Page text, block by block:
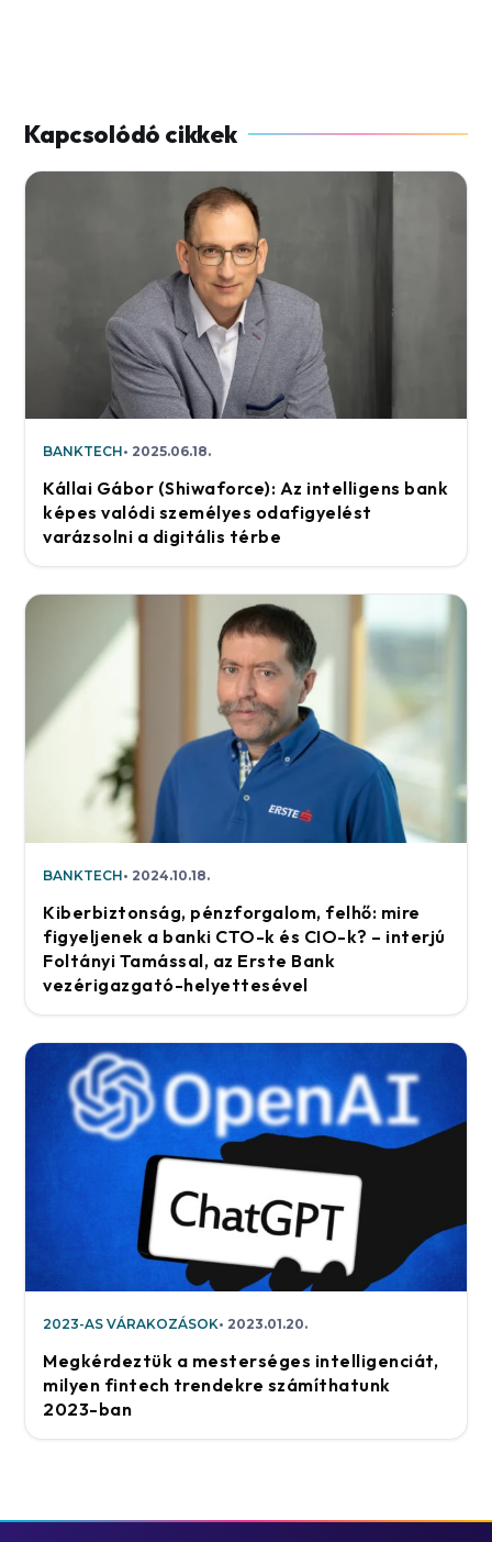
BANKTECH 2025.06.18.
Kállai Gábor (Shiwaforce): Az intelligens bank
képes valódi személyes odafigyelést
varázsolni a digitális térbe
BANKTECH 2024.10.18.
Kiberbiztonság, pénzforgalom, felhő: mire
figyeljenek a banki CTO-k és CIO-k? – interjú
Foltányi Tamással, az Erste Bank
vezérigazgató-helyettesével
2023-AS VÁRAKOZÁSOK 2023.01.20.
Megkérdeztük a mesterséges intelligenciát,
milyen fintech trendekre számíthatunk
2023-ban